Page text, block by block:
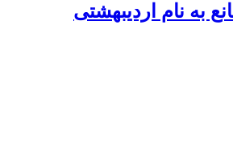
به نام اردیبهشتی